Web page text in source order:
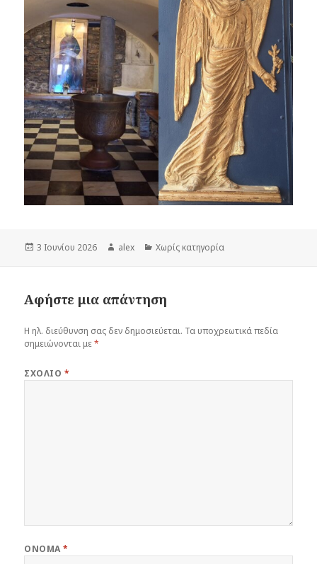
Δημοσιεύτηκε
3 Ιουνίου 2026 Συντάκτης
alex Κατηγορίες
Χωρίς κατηγορία
Αφήστε μια απάντηση
Η ηλ. διεύθυνση σας δεν δημοσιεύεται. Τα υποχρεωτικά πεδία
σημειώνονται με*
ΣΧΌΛΙΟ *
ΌΝΟΜΑ*